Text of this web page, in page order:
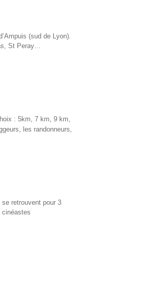
(sud de Lyon).
St Peray…
: 5km, 7 km, 9 km,
les randonneurs,
retrouvent pour 3
cinéastes